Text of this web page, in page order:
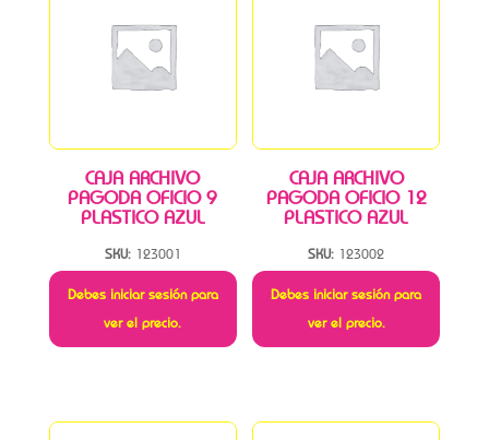
CAJA ARCHIVO
PAGODA OFICIO 9
PLASTICO AZUL
SKU: 123001
Debes iniciar sesión para
ver el precio.
CAJA ARCHIVO
PAGODA OFICIO 12
PLASTICO AZUL
SKU: 123002
Debes iniciar sesión para
ver el precio.